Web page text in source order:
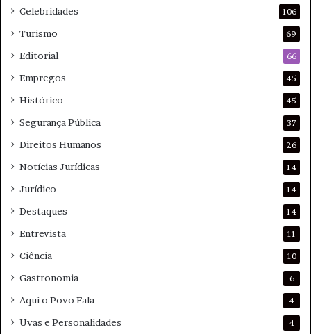
Celebridades 106
Turismo 69
Editorial 66
Empregos 45
Histórico 45
Segurança Pública 37
Direitos Humanos 26
Notícias Jurídicas 14
Jurídico 14
Destaques 14
Entrevista 11
Ciência 10
Gastronomia 6
Aqui o Povo Fala 4
Uvas e Personalidades 4